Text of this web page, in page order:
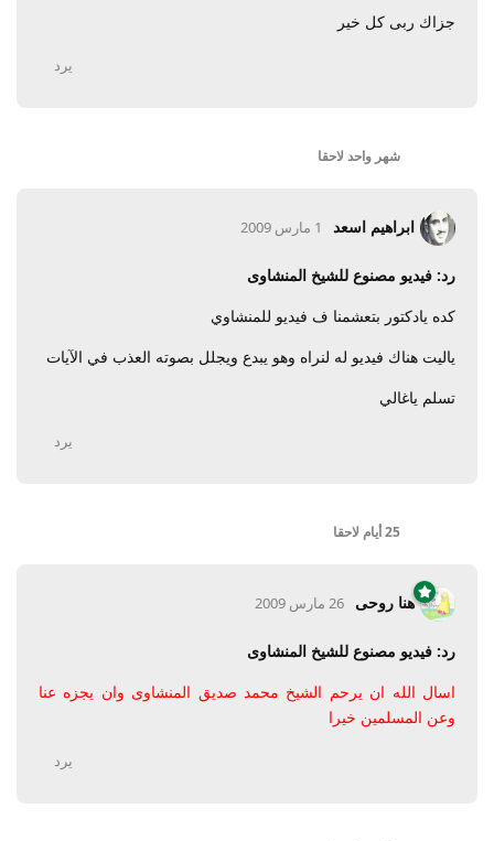
جزاك ربى كل خير
يرد
شهر واحد لاحقا
ابراهيم اسعد 1 مارس 2009
رد: فيديو مصنوع للشيخ المنشاوى
كده يادكتور بتعشمنا ف فيديو للمنشاوي
ياليت هناك فيديو له لنراه وهو يبدع ويجلل بصوته العذب في الآيات
تسلم ياغالي
يرد
25 أيام لاحقا
هنا روحى 26 مارس 2009
رد: فيديو مصنوع للشيخ المنشاوى
اسال الله ان يرحم الشيخ محمد صديق المنشاوى وان يجزه عنا
وعن المسلمين خيرا
يرد